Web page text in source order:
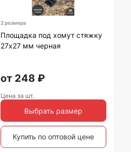
2 размера
Площадка под хомут стяжку
27х27 мм черная
от 248₽
Цена за шт.
Выбрать размер
Купить по оптовой цене